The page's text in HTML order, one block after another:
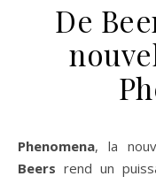
De
Phenomena, la
Beers rend un